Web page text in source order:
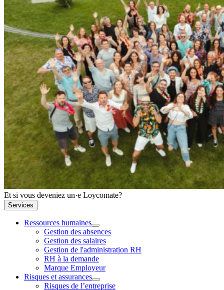
Et si vous deveniez un·e Loycomate?
Services
Ressources humaines
Gestion des absences
Gestion des salaires
Gestion de l'administration RH
RH à la demande
Marque Employeur
Risques et assurances
Risques de l’entreprise